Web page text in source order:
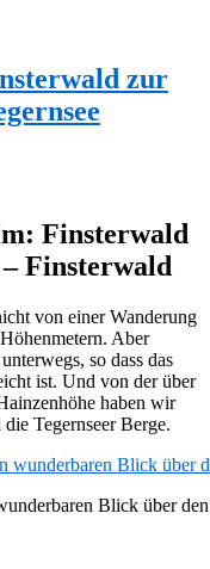
zur
Finsterwald
Finsterwald
von einer Wanderung
Aber
so dass das
ist. Und von der über
haben wir
Tegernseer Berge.
Blick über den